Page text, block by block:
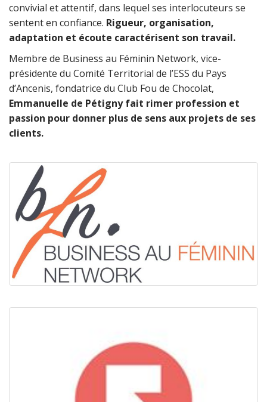
convivial et attentif, dans lequel ses interlocuteurs se
sentent en confiance. Rigueur, organisation,
adaptation et écoute caractérisent son travail.
Membre de Business au Féminin Network, vice-
présidente du Comité Territorial de l’ESS du Pays
d’Ancenis, fondatrice du Club Fou de Chocolat,
Emmanuelle de Pétigny fait rimer profession et
passion pour donner plus de sens aux projets de ses
clients.